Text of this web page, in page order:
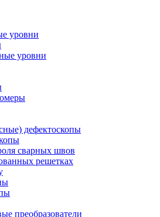
уровни
уровни
дефектоскопы
сварных швов
решетках
преобразователи